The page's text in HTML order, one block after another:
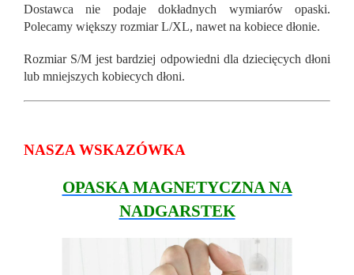
Dostawca nie podaje dokładnych wymiarów opaski.
Polecamy większy rozmiar L/XL, nawet na kobiece dłonie.
Rozmiar S/M jest bardziej odpowiedni dla dziecięcych dłoni
lub mniejszych kobiecych dłoni.
NASZA WSKAZÓWKA
OPASKA MAGNETYCZNA NA
NADGARSTEK